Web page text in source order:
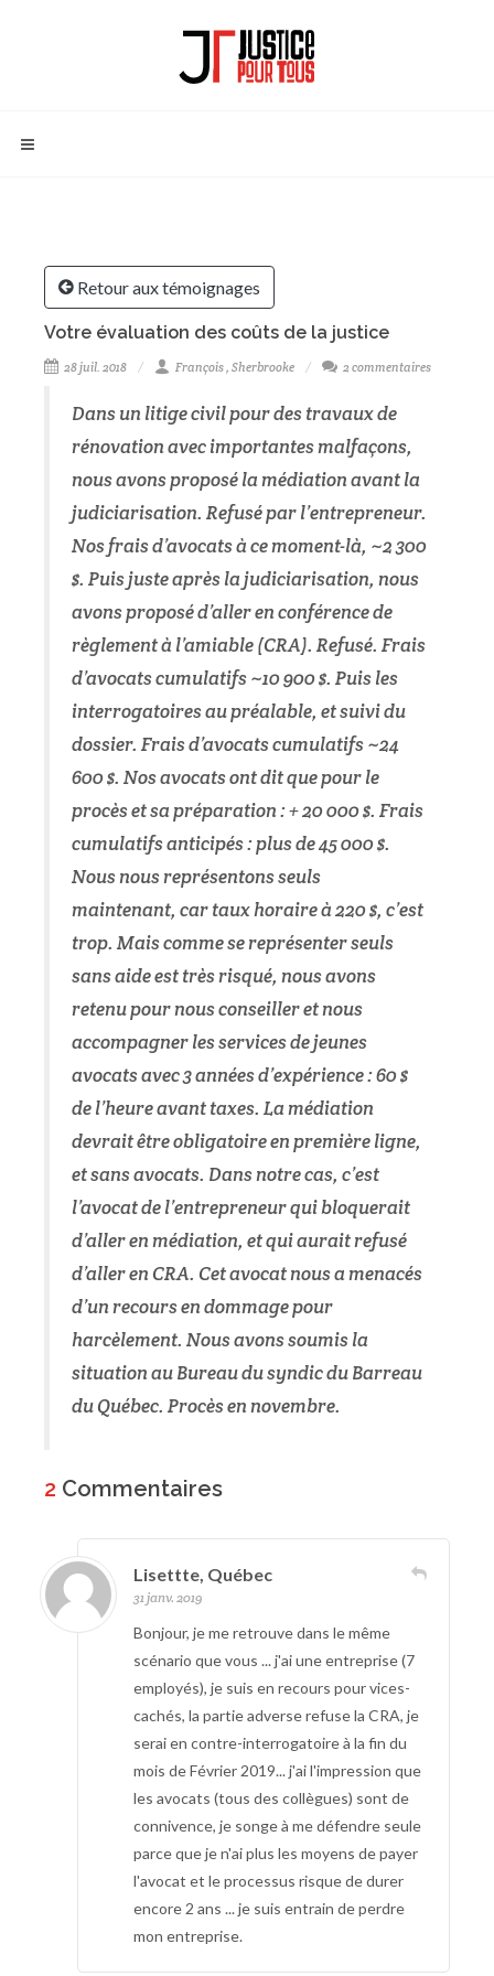
Retour aux témoignages
Votre évaluation des coûts de la justice
28 juil. 2018 François , Sherbrooke 2 commentaires
Dans un litige civil pour des travaux de
rénovation avec importantes malfaçons,
nous avons proposé la médiation avant la
judiciarisation. Refusé par l’entrepreneur.
Nos frais d’avocats à ce moment-là, ~2 300
$. Puis juste après la judiciarisation, nous
avons proposé d’aller en conférence de
règlement à l’amiable (CRA). Refusé. Frais
d’avocats cumulatifs ~10 900 $. Puis les
interrogatoires au préalable, et suivi du
dossier. Frais d’avocats cumulatifs ~24
600 $. Nos avocats ont dit que pour le
procès et sa préparation : + 20 000 $. Frais
cumulatifs anticipés : plus de 45 000 $.
Nous nous représentons seuls
maintenant, car taux horaire à 220 $, c’est
trop. Mais comme se représenter seuls
sans aide est très risqué, nous avons
retenu pour nous conseiller et nous
accompagner les services de jeunes
avocats avec 3 années d’expérience : 60 $
de l’heure avant taxes. La médiation
devrait être obligatoire en première ligne,
et sans avocats. Dans notre cas, c’est
l’avocat de l’entrepreneur qui bloquerait
d’aller en médiation, et qui aurait refusé
d’aller en CRA. Cet avocat nous a menacés
d’un recours en dommage pour
harcèlement. Nous avons soumis la
situation au Bureau du syndic du Barreau
du Québec. Procès en novembre.
2 Commentaires
Lisettte, Québec
31 janv. 2019
Bonjour, je me retrouve dans le même
scénario que vous ... j'ai une entreprise (7
employés), je suis en recours pour vices-
cachés, la partie adverse refuse la CRA, je
serai en contre-interrogatoire à la fin du
mois de Février 2019... j'ai l'impression que
les avocats (tous des collègues) sont de
connivence, je songe à me défendre seule
parce que je n'ai plus les moyens de payer
l'avocat et le processus risque de durer
encore 2 ans ... je suis entrain de perdre
mon entreprise.